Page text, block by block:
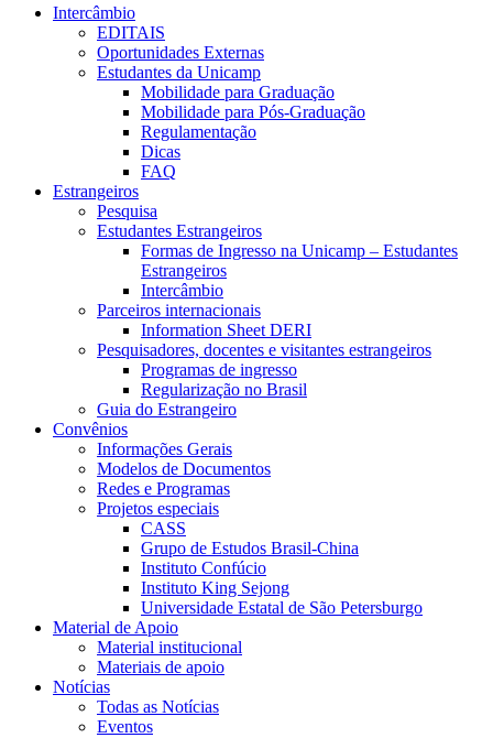
Intercâmbio
EDITAIS
Oportunidades Externas
Estudantes da Unicamp
Mobilidade para Graduação
Mobilidade para Pós-Graduação
Regulamentação
Dicas
FAQ
Estrangeiros
Pesquisa
Estudantes Estrangeiros
Formas de Ingresso na Unicamp – Estudantes
Estrangeiros
Intercâmbio
Parceiros internacionais
Information Sheet DERI
Pesquisadores, docentes e visitantes estrangeiros
Programas de ingresso
Regularização no Brasil
Guia do Estrangeiro
Convênios
Informações Gerais
Modelos de Documentos
Redes e Programas
Projetos especiais
CASS
Grupo de Estudos Brasil-China
Instituto Confúcio
Instituto King Sejong
Universidade Estatal de São Petersburgo
Material de Apoio
Material institucional
Materiais de apoio
Notícias
Todas as Notícias
Eventos